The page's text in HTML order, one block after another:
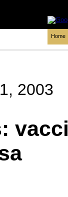
Home
2003